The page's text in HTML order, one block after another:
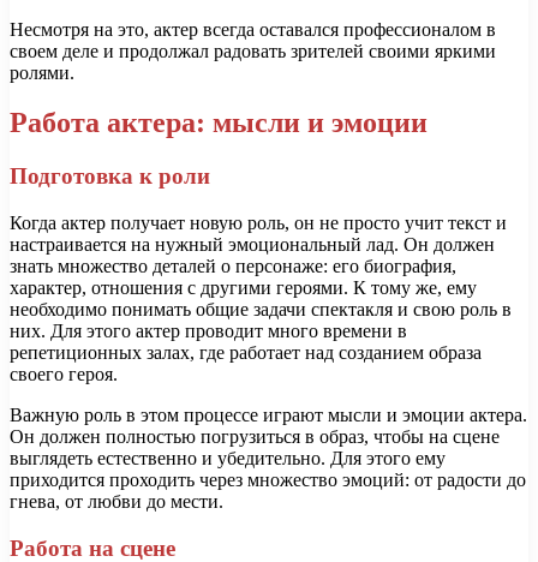
Несмотря на это, актер всегда оставался профессионалом в
своем деле и продолжал радовать зрителей своими яркими
ролями.
Работа актера: мысли и эмоции
Подготовка к роли
Когда актер получает новую роль, он не просто учит текст и
настраивается на нужный эмоциональный лад. Он должен
знать множество деталей о персонаже: его биография,
характер, отношения с другими героями. К тому же, ему
необходимо понимать общие задачи спектакля и свою роль в
них. Для этого актер проводит много времени в
репетиционных залах, где работает над созданием образа
своего героя.
Важную роль в этом процессе играют мысли и эмоции актера.
Он должен полностью погрузиться в образ, чтобы на сцене
выглядеть естественно и убедительно. Для этого ему
приходится проходить через множество эмоций: от радости до
гнева, от любви до мести.
Работа на сцене